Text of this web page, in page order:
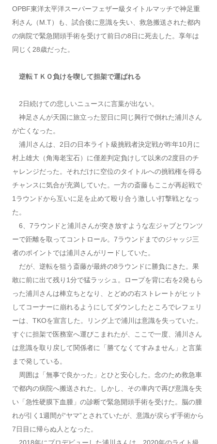
OPBF東洋太平洋スーパーフェザー級タイトルマッチで神足重
利さん（M.T）も、試合後に意識を失い、救急搬送された都内
の病院で緊急開頭手術を受けて前日の8日に死去した。享年は
同じく28歳だった。
逆転ＴＫＯ負けを喫して担架で運ばれる
2日続けての悲しいニュースに言葉が出ない。
神足さんが天国に旅立った翌日に同じ興行で倒れた浦川さん
が亡くなった。
浦川さんは、2日の日本ライト級挑戦者決定戦が昨年10月に
村上雄大（角海老宝石）に僅差判定負けして以来の2度目のチ
ャレンジだった。それだけに空位のタイトルへの挑戦権を得る
チャンスに気合が充満していた。一方の斎藤もここが再起戦で
1ラウンドから互いに足を止めて殴り合う激しい打撃戦となっ
た。
6、7ラウンドと浦川さんが突き放すような左ジャブとワンツ
ーで距離を取ってコントロール。7ラウンドまでのジャッジ三
者のポイントでは浦川さんがリードしていた。
だが、逆転を狙う斎藤が最終の8ラウンドに勝負にきた。果
敢に前に出て残り1分で猛ラッシュ。ロープを背に右を2発もら
った浦川さんは棒立ちとなり、とどめの右ストレートがヒット
してコーナーに崩れるようにしてダウンしたところでレフェリ
ーは、TKOを宣言した。リング上で浦川は意識を失っていた。
すぐに担架で医務室へ運びこまれたが、ここで一度、浦川さん
は意識を取り戻して関係者に「勝てなくてすみません」と言葉
まで発している。
周囲は「無事で良かった」とひと安心した。念のため救急車
で都内の病院へ搬送された。しかし、その車内で再び意識を失
い「急性硬膜下血腫」の診断で緊急開頭手術を受けた。脳の腫
れが引く1週間が“ヤマ”とされていたが、意識が戻らず手術から
7日目に帰らぬ人となった。